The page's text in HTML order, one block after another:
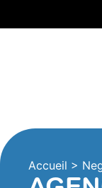
Accueil >